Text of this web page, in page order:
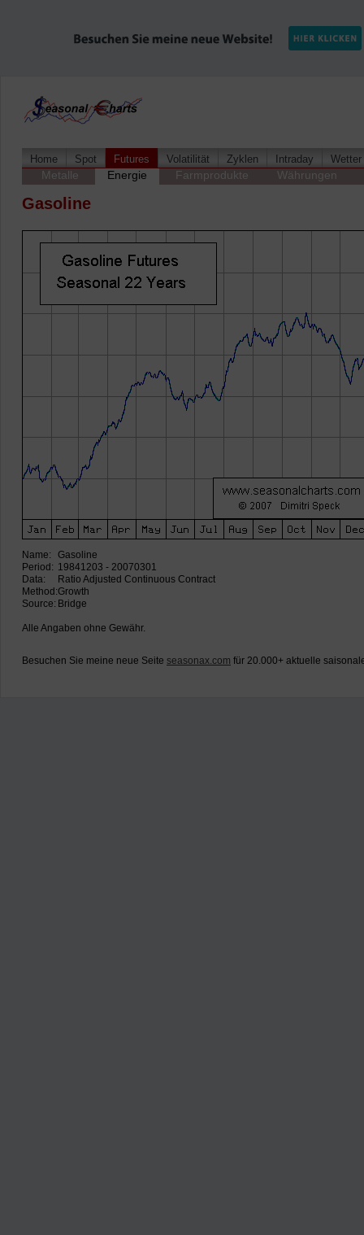
Home Spot Futures Volatilität Zyklen Intraday Wetter
Metalle Energie Farmprodukte Währungen
Gasoline
Name:
Period:
Data:
Method:
Source:
Gasoline
19841203 - 20070301
Ratio Adjusted Continuous Contract
Growth
Bridge
Alle Angaben ohne Gewähr.
Besuchen Sie meine neue Seite seasonax.com für 20.000+ aktuelle